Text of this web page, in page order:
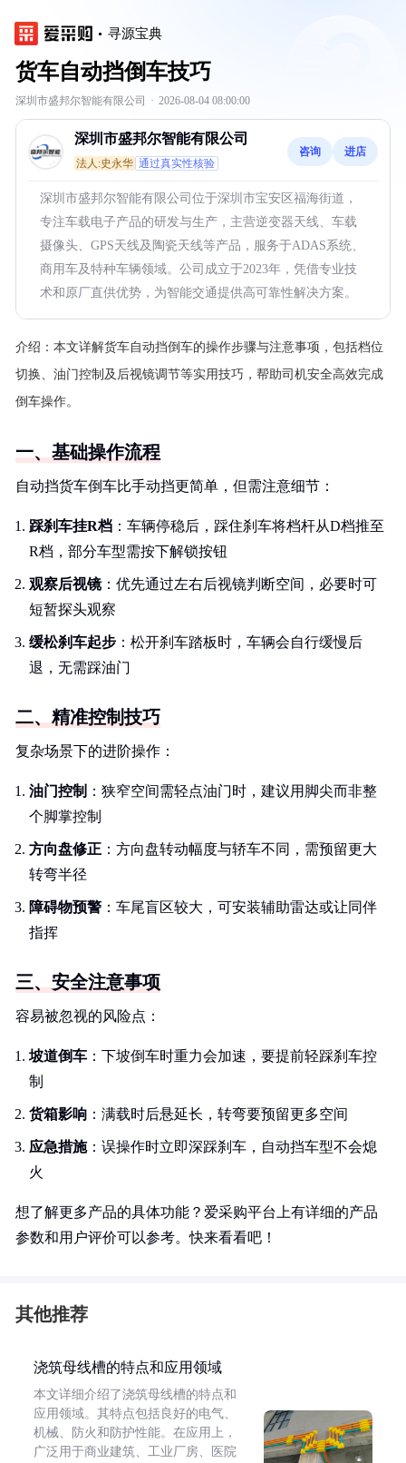
寻源宝典
货车自动挡倒车技巧
深圳市盛邦尔智能有限公司 · 2026-08-04 08:00:00
深圳市盛邦尔智能有限公司
法人:史永华 通过真实性核验
咨询 进店
深圳市盛邦尔智能有限公司位于深圳市宝安区福海街道，
专注车载电子产品的研发与生产，主营逆变器天线、车载
摄像头、GPS天线及陶瓷天线等产品，服务于ADAS系统、
商用车及特种车辆领域。公司成立于2023年，凭借专业技
术和原厂直供优势，为智能交通提供高可靠性解决方案。
介绍： 本文详解货车自动挡倒车的操作步骤与注意事项，包括档位
切换、油门控制及后视镜调节等实用技巧，帮助司机安全高效完成
倒车操作。
一、基础操作流程
自动挡货车倒车比手动挡更简单，但需注意细节：
踩刹车挂R档 ：车辆停稳后，踩住刹车将档杆从D档推至
R档，部分车型需按下解锁按钮
观察后视镜：优先通过左右后视镜判断空间，必要时可
短暂探头观察
缓松刹车起步 ：松开刹车踏板时，车辆会自行缓慢后
退，无需踩油门
二、精准控制技巧
复杂场景下的进阶操作：
油门控制 ：狭窄空间需轻点油门时，建议用脚尖而非整
个脚掌控制
方向盘修正 ：方向盘转动幅度与轿车不同，需预留更大
转弯半径
障碍物预警 ：车尾盲区较大，可安装辅助雷达或让同伴
指挥
三、安全注意事项
容易被忽视的风险点：
坡道倒车 ：下坡倒车时重力会加速，要提前轻踩刹车控
制
货箱影响 ：满载时后悬延长，转弯要预留更多空间
应急措施：误操作时立即深踩刹车，自动挡车型不会熄
火
想了解更多产品的具体功能？爱采购平台上有详细的产品
参数和用户评价可以参考。快来看看吧！
其他推荐
浇筑母线槽的特点和应用领域
本文详细介绍了浇筑母线槽的特点和
应用领域。其特点包括良好的电气、
机械、防火和防护性能。在应用上，
广泛用于商业建筑、工业厂房、医院